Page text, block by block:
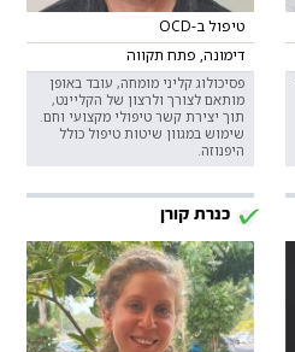
טיפול ב-OCD
דימונה, פתח תקווה
פסיכולוג קליני מומחה, עובד באופן
מותאם לצורך ולרצון של הקליינט,
תוך יצירת קשר טיפולי מקצועי וחם.
שימוש במגוון שיטות טיפול כולל
היפנוזה.
כנרת קורן